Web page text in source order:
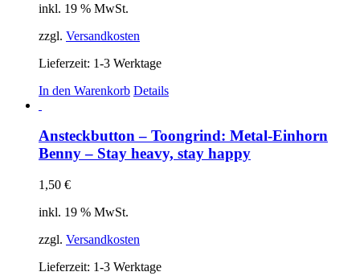
inkl. 19 % MwSt.
zzgl. Versandkosten
Lieferzeit: 1-3 Werktage
In den Warenkorb Details
Ansteckbutton – Toongrind: Metal-Einhorn
Benny – Stay heavy, stay happy
1,50 €
inkl. 19 % MwSt.
zzgl. Versandkosten
Lieferzeit: 1-3 Werktage